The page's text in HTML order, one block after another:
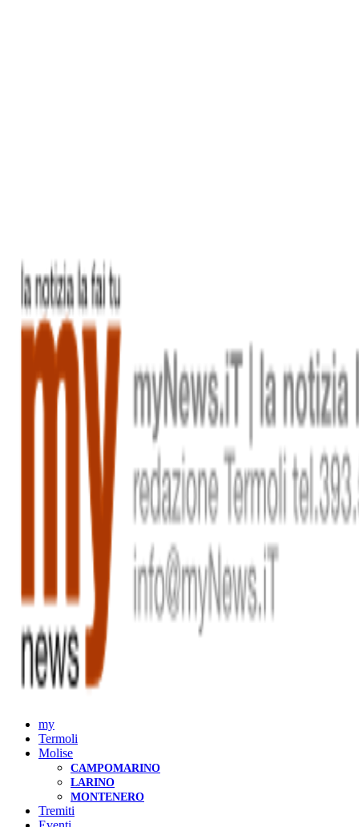
my
Termoli
Molise
CAMPOMARINO
LARINO
MONTENERO
Tremiti